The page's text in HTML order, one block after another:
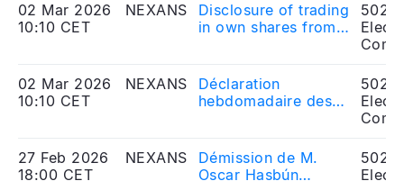
02 Mar 2026
10:10 CET
NEXANS
Disclosure of trading
in own shares from
02 Mar 2026
10:10 CET
NEXANS
Déclaration
hebdomadaire des
23 février 2026 au
27 février 2026
27 Feb 2026
18:00 CET
NEXANS
Démission de M.
Oscar Hasbún